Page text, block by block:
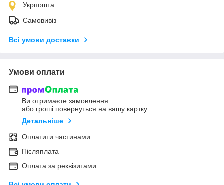
Укрпошта
Самовивіз
Всі умови доставки
Умови оплати
Ви отримаєте замовлення
або гроші повернуться на вашу картку
Детальніше
Оплатити частинами
Післяплата
Оплата за реквізитами